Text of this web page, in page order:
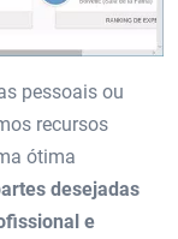
pessoais ou
recursos
ótima
desejadas
e